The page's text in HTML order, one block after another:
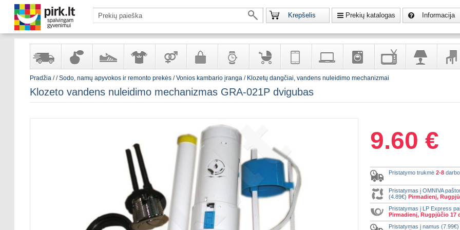
Krepšelis Prekių katalogas Informacija
sandėlyje
ir
kosmetika
ir
aksesuarai
suaugusiems
ir
papuošalai
vaikamsnavigacija
ir ryšio
technika
namų
Pradžia//Sodo, namų apyvokos ir remonto prekės/Vonios kambario įranga/ Klozetų dangčiai, vandens nuleidimo mechanizmai
Klozeto vandens nuleidimo mechanizmas GRA-021P dvigubas
9.60 €
Pristatymo trukmė 2-8darbo
Pristatymas į OMNIVA
(4.89€) Pirmadienį,
Pristatymas į LP Express
Pirmadienį, Rugpjūčio 17
Pristatymas į namus (7.99€)